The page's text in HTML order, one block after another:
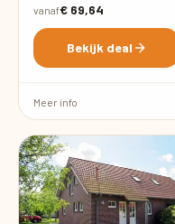
vanaf€ 69,64
Bekijk deal
Meer info